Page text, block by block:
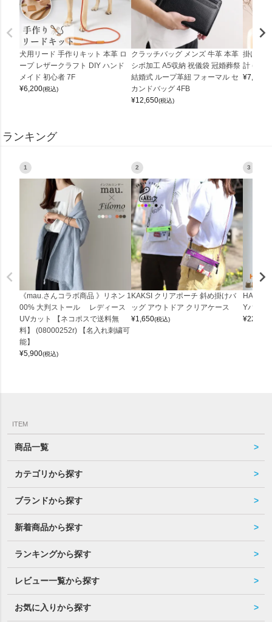
犬用リード 手作りキット 本革 ロ
ープ レザークラフト DIY ハンド
メイド 初心者 7F
¥6,200(税込)
クラッチバッグ メンズ 牛革 本革
シボ加工 A5収納 祝儀袋 冠婚葬祭
結婚式 ループ革紐 フォーマル セ
カンドバッグ 4FB
¥12,650(税込)
掛け時
計
¥7,150
ランキング
1
《mau.さんコラボ商品 》リネン 1
00% 大判ストール レディース
UVカット 【ネコポスで送料無
料】 (08000252r) 【名入れ刺繍可
能】
¥5,900(税込)
2
KAKSI クリアポーチ 斜め掛けバ
ッグ アウトドア クリアケース
¥1,650(税込)
3
Yバッグ
¥22,000
ITEM
商品一覧
カテゴリから探す
ブランドから探す
新着商品から探す
ランキングから探す
レビュー一覧から探す
お気に入りから探す